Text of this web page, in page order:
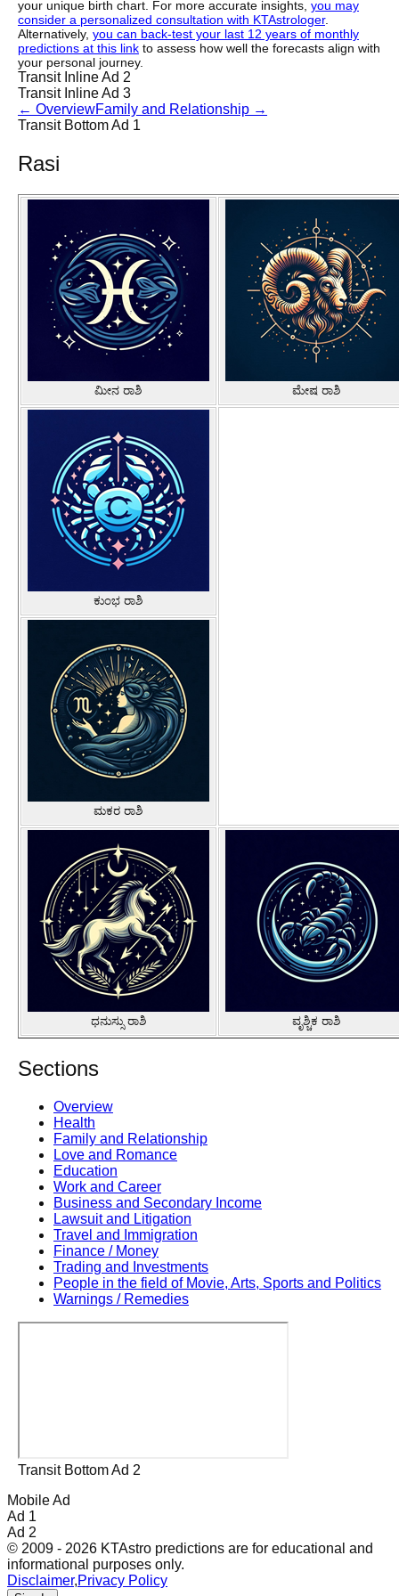
your unique birth chart. For more accurate insights, you may
consider a personalized consultation with KTAstrologer.
Alternatively, you can back-test your last 12 years of monthly
predictions at this link to assess how well the forecasts align with
your personal journey.
Transit Inline Ad 2
Transit Inline Ad 3
← OverviewFamily and Relationship →
Transit Bottom Ad 1
Rasi
ಮೀನ ರಾಶಿ ಮೇಷ ರಾಶಿ
ಕುಂಭ ರಾಶಿ
ಮಕರ ರಾಶಿ
ಧನುಸ್ಸು ರಾಶಿ ವೃಶ್ಚಿಕ ರಾಶಿ
Sections
Overview
Health
Family and Relationship
Love and Romance
Education
Work and Career
Business and Secondary Income
Lawsuit and Litigation
Travel and Immigration
Finance / Money
Trading and Investments
People in the field of Movie, Arts, Sports and Politics
Warnings / Remedies
Transit Bottom Ad 2
Mobile Ad
Ad 1
Ad 2
© 2009 - 2026 KTAstro predictions are for educational and
informational purposes only.
Disclaimer,Privacy Policy